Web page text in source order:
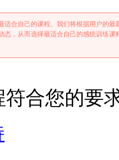
适合自己的课程。我们将根据用户的
态，从而选择最适合自己的感统训练课
合您的要